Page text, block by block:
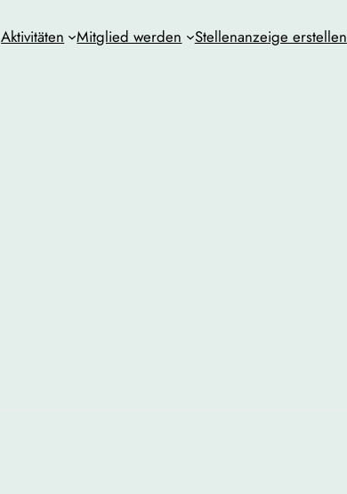
Aktivitäten Mitglied werden Stellenanzeige erstellen